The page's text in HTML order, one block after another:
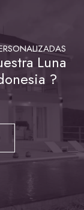
Luna
?